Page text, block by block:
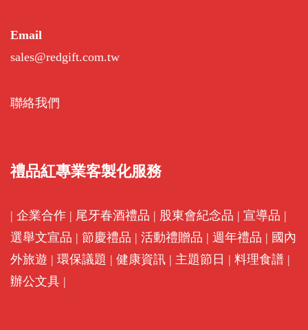
Email
sales@redgift.com.tw
聯絡我們
禮品紅專業客製化服務
| 企業合作 | 尾牙春酒禮品 | 股東會紀念品 | 宣導品 |
選舉文宣品 | 節慶禮品 | 活動禮贈品 | 週年禮品 | 國內
外旅遊 | 環保議題 | 健康資訊 | 主題節日 | 料理食譜 |
辦公文具 |